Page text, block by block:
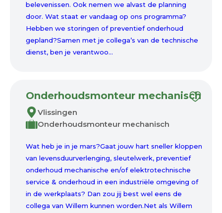
belevenissen. Ook nemen we alvast de planning
door. Wat staat er vandaag op ons programma?
Hebben we storingen of preventief onderhoud
gepland?Samen met je collega’s van de technische
dienst, ben je verantwoo...
Onderhoudsmonteur mechanisch
Vlissingen
Onderhoudsmonteur mechanisch
Wat heb je in je mars?Gaat jouw hart sneller kloppen
van levensduurverlenging, sleutelwerk, preventief
onderhoud mechanische en/of elektrotechnische
service & onderhoud in een industriële omgeving of
in de werkplaats? Dan zou jij best wel eens de
collega van Willem kunnen worden.Net als Willem